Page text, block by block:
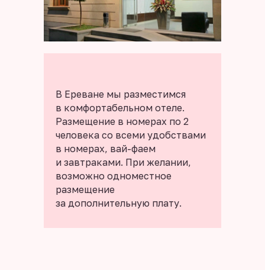
В Ереване мы разместимся
в комфортабельном отеле.
Размещение в номерах по 2
человека со всеми удобствами
в номерах, вай-фаем
и завтраками. При желании,
возможно одноместное
размещение
за дополнительную плату.